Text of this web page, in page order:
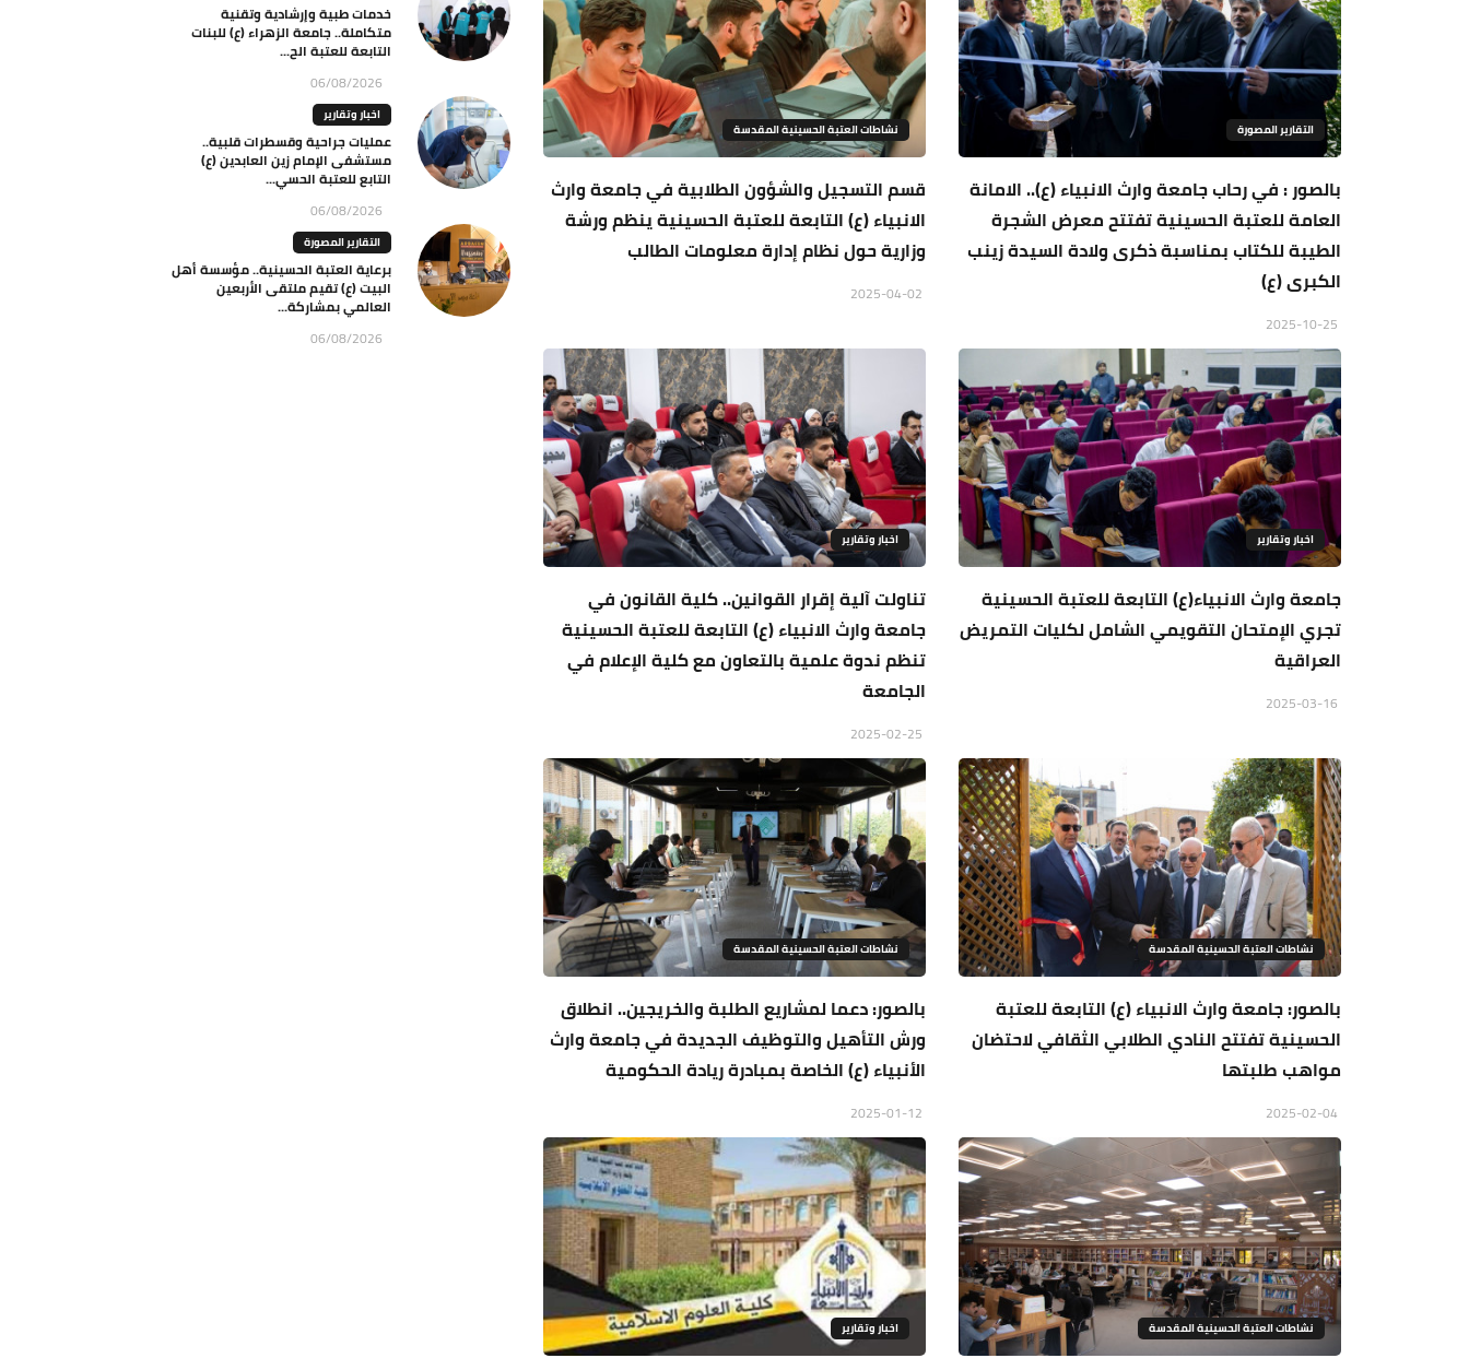
التقارير المصورة
بالصور : في رحاب جامعة وارث الانبياء (ع).. الامانة
العامة للعتبة الحسينية تفتتح معرض الشجرة
الطيبة للكتاب بمناسبة ذكرى ولادة السيدة زينب
الكبرى (ع)
نشاطات العتبة الحسينية المقدسة
قسم التسجيل والشؤون الطلابية في جامعة وارث
الانبياء (ع) التابعة للعتبة الحسينية ينظم ورشة
وزارية حول نظام إدارة معلومات الطالب
اخبار وتقارير
جامعة وارث الانبياء(ع) التابعة للعتبة الحسينية
تجري الإمتحان التقويمي الشامل لكليات التمريض
العراقية
اخبار وتقارير
تناولت آلية إقرار القوانين.. كلية القانون في
جامعة وارث الانبياء (ع) التابعة للعتبة الحسينية
تنظم ندوة علمية بالتعاون مع كلية الإعلام في
الجامعة
نشاطات العتبة الحسينية المقدسة
بالصور: جامعة وارث الانبياء (ع) التابعة للعتبة
الحسينية تفتتح النادي الطلابي الثقافي لاحتضان
مواهب طلبتها
نشاطات العتبة الحسينية المقدسة
بالصور: دعما لمشاريع الطلبة والخريجين.. انطلاق
ورش التأهيل والتوظيف الجديدة في جامعة وارث
الأنبياء (ع) الخاصة بمبادرة ريادة الحكومية
نشاطات العتبة الحسينية المقدسة اخبار وتقارير
خدمات طبية وإرشادية وتقنية
متكاملة.. جامعة الزهراء (ع) للبنات
التابعة للعتبة الح...
06/08/2026
اخبار وتقارير
عمليات جراحية وقسطرات قلبية..
مستشفى الإمام زين العابدين (ع)
التابع للعتبة الحسي...
06/08/2026
التقارير المصورة
برعاية العتبة الحسينية.. مؤسسة أهل
البيت (ع) تقيم ملتقى الأربعين
العالمي بمشاركة...
06/08/2026